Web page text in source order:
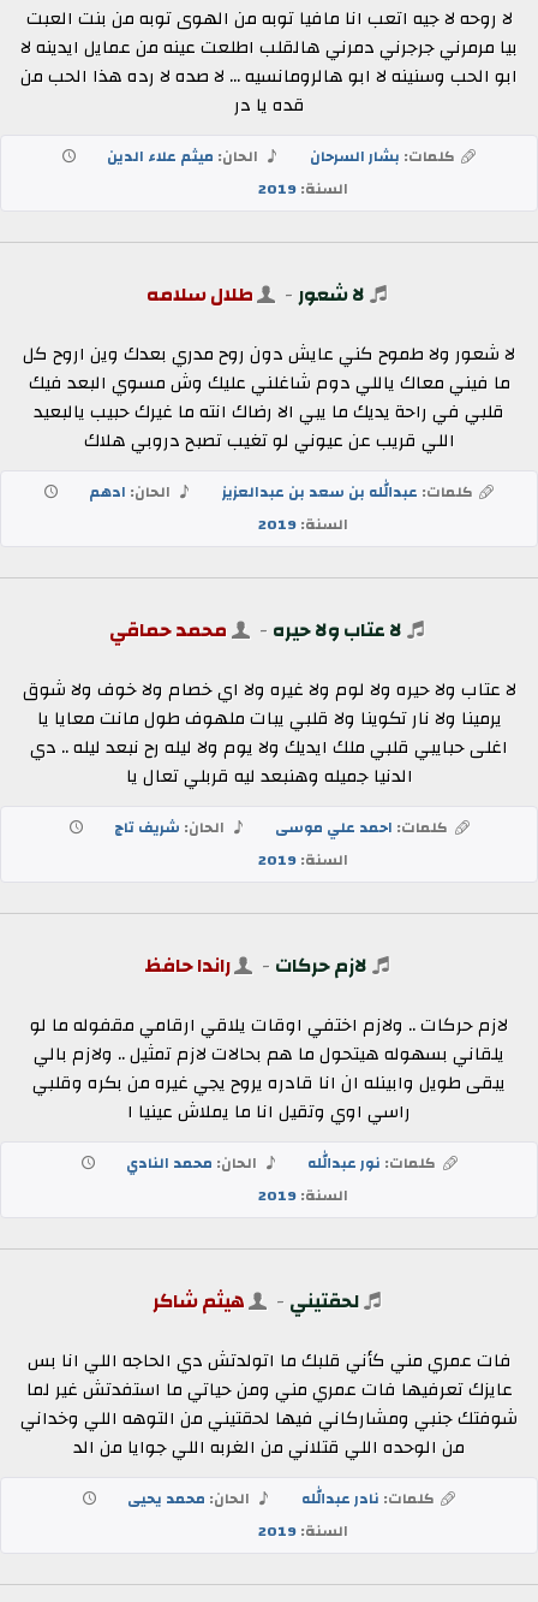
لا روحه لا جيه اتعب انا مافيا توبه من الهوى توبه من بنت العبت
بيا مرمرني جرجرني دمرني هالقلب اطلعت عينه من عمايل ايدينه لا
ابو الحب وسنينه لا ابو هالرومانسيه ... لا صده لا رده هذا الحب من
قده يا در
كلمات: بشار السرحان الحان: ميثم علاء الدين
السنة:2019
لا شعور- طلال سلامه
لا شعور ولا طموح كني عايش دون روح مدري بعدك وين اروح كل
ما فيني معاك ياللي دوم شاغلني عليك وش مسوي البعد فيك
قلبي في راحة يديك ما يبي الا رضاك انته ما غيرك حبيب يالبعيد
اللي قريب عن عيوني لو تغيب تصبح دروبي هلاك
كلمات: عبدالله بن سعد بن عبدالعزيز الحان: ادهم
السنة:2019
لا عتاب ولا حيره - محمد حماقي
لا عتاب ولا حيره ولا لوم ولا غيره ولا اي خصام ولا خوف ولا شوق
يرمينا ولا نار تكوينا ولا قلبي يبات ملهوف طول مانت معايا يا
اغلى حبايبي قلبي ملك ايديك ولا يوم ولا ليله رح نبعد ليله .. دي
الدنيا جميله وهنبعد ليه قربلي تعال يا
كلمات: احمد علي موسى الحان: شريف تاج
السنة:2019
لازم حركات - راندا حافظ
لازم حركات .. ولازم اختفي اوقات يلاقي ارقامي مقفوله ما لو
يلقاني بسهوله هيتحول ما هم بحالات لازم تمثيل .. ولازم بالي
يبقى طويل وابينله ان انا قادره يروح يجي غيره من بكره وقلبي
راسي اوي وتقيل انا ما يملاش عينيا ا
كلمات: نور عبدالله الحان: محمد النادي
السنة:2019
لحقتيني - هيثم شاكر
فات عمري مني كأني قلبك ما اتولدتش دي الحاجه اللي انا بس
عايزك تعرفيها فات عمري مني ومن حياتي ما استفدتش غير لما
شوفتك جنبي ومشاركاني فيها لحقتيني من التوهه اللي وخداني
من الوحده اللي قتلاني من الغربه اللي جوايا من الد
كلمات: نادر عبدالله الحان: محمد يحيى
السنة:2019